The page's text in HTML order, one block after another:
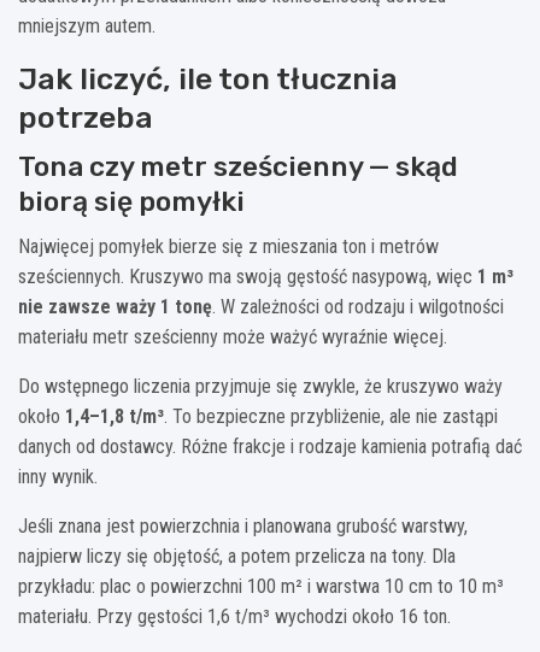
mniejszym autem.
Jak liczyć, ile ton tłucznia
potrzeba
Tona czy metr sześcienny — skąd
biorą się pomyłki
Najwięcej pomyłek bierze się z mieszania ton i metrów
sześciennych. Kruszywo ma swoją gęstość nasypową, więc 1 m³
nie zawsze waży 1 tonę. W zależności od rodzaju i wilgotności
materiału metr sześcienny może ważyć wyraźnie więcej.
Do wstępnego liczenia przyjmuje się zwykle, że kruszywo waży
około 1,4–1,8 t/m³. To bezpieczne przybliżenie, ale nie zastąpi
danych od dostawcy. Różne frakcje i rodzaje kamienia potrafią dać
inny wynik.
Jeśli znana jest powierzchnia i planowana grubość warstwy,
najpierw liczy się objętość, a potem przelicza na tony. Dla
przykładu: plac o powierzchni 100 m² i warstwa 10 cm to 10 m³
materiału. Przy gęstości 1,6 t/m³ wychodzi około 16 ton.